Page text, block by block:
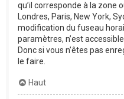
qu’il corresponde à la zone
Londres, Paris, New York,
modification du fuseau
paramètres, n’est
Donc si vous n’êtes pas
le faire.
Haut